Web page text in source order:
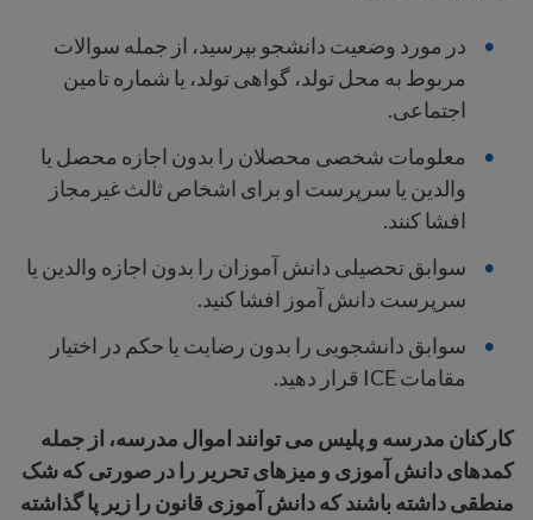
در مورد وضعیت دانشجو بپرسید، از جمله سوالات
مربوط به محل تولد، گواهی تولد، یا شماره تامین
اجتماعی.
معلومات شخصی محصلان را بدون اجازه محصل یا
والدین یا سرپرست او برای اشخاص ثالث غیرمجاز
افشا کنند.
سوابق تحصیلی دانش آموزان را بدون اجازه والدین یا
سرپرست دانش آموز افشا کنید.
سوابق دانشجویی را بدون رضایت یا حکم در اختیار
مقامات ICE قرار دهید.
کارکنان مدرسه و پلیس می توانند اموال مدرسه، از جمله
کمدهای دانش آموزی و میزهای تحریر را در صورتی که شک
منطقی داشته باشند که دانش آموزی قانون را زیر پا گذاشته